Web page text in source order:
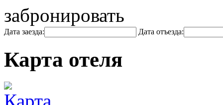
забронировать
Дата заезда: Дата отъезда:
Карта отеля